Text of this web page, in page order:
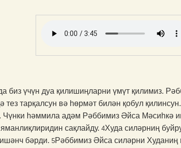
биз үчүн дуа қилишиңларни үмүт қилимиз.
тез тарқалсун вә һөрмәт билән қобул қилинсун.
Чүнки һәммила адәм Рәббимиз Әйса Мәсиһкә
сақлайду. 4Худа силәрниң
ишәнч бәрди. 5Рәббимиз Әйса силәрни